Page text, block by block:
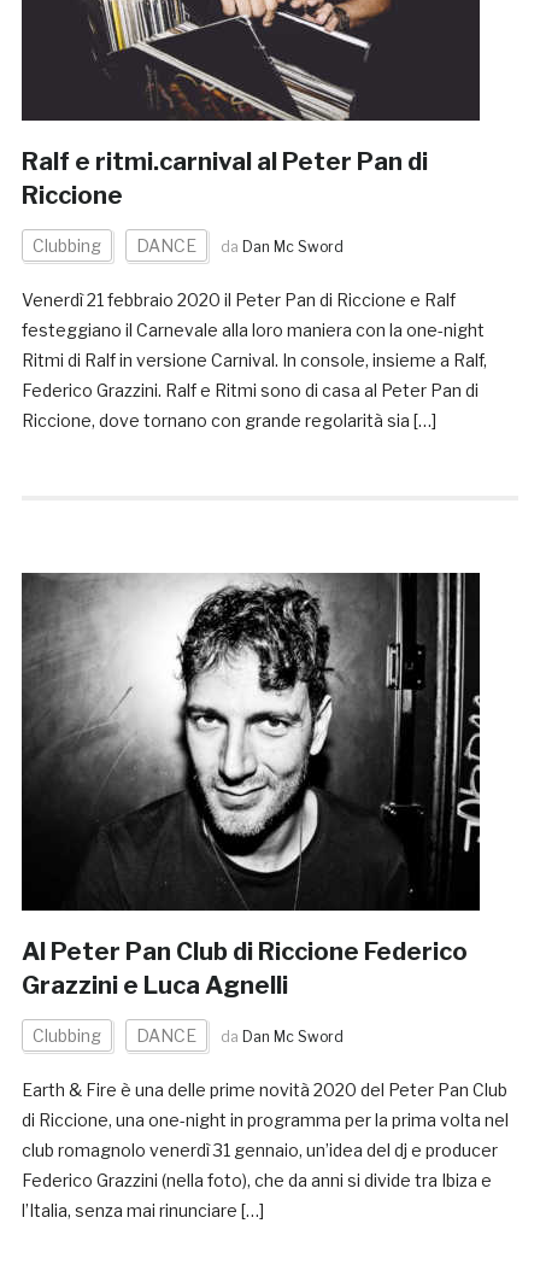
Ralf e ritmi.carnival al Peter Pan di
Riccione
Clubbing DANCE da Dan Mc Sword
Venerdì 21 febbraio 2020 il Peter Pan di Riccione e Ralf
festeggiano il Carnevale alla loro maniera con la one-night
Ritmi di Ralf in versione Carnival. In console, insieme a Ralf,
Federico Grazzini. Ralf e Ritmi sono di casa al Peter Pan di
Riccione, dove tornano con grande regolarità sia […]
Al Peter Pan Club di Riccione Federico
Grazzini e Luca Agnelli
Clubbing DANCE da Dan Mc Sword
Earth & Fire è una delle prime novità 2020 del Peter Pan Club
di Riccione, una one-night in programma per la prima volta nel
club romagnolo venerdì 31 gennaio, un’idea del dj e producer
Federico Grazzini (nella foto), che da anni si divide tra Ibiza e
l’Italia, senza mai rinunciare […]